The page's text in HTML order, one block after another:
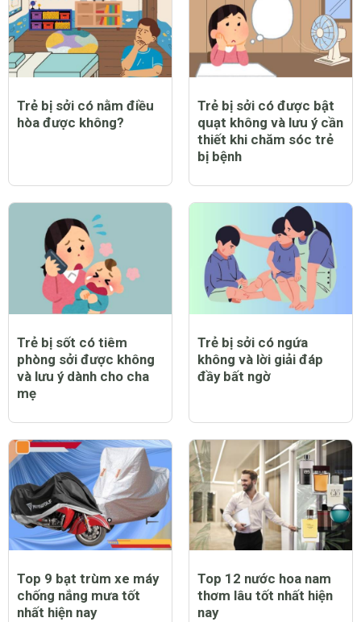
Trẻ bị sởi có nằm điều
hòa được không?
Trẻ bị sởi có được bật
quạt không và lưu ý cần
thiết khi chăm sóc trẻ
bị bệnh
Trẻ bị sốt có tiêm
phòng sởi được không
và lưu ý dành cho cha
mẹ
Trẻ bị sởi có ngứa
không và lời giải đáp
đầy bất ngờ
Top 9 bạt trùm xe máy
chống nắng mưa tốt
nhất hiện nay
Top 12 nước hoa nam
thơm lâu tốt nhất hiện
nay